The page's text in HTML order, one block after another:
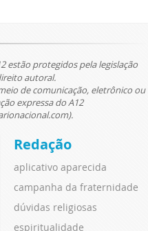
estão protegidos pela legislação
autoral.
de comunicação, eletrônico ou
expressa do A12
Redação
aplicativo aparecida
campanha da fraternidade
dúvidas religiosas
espiritualidade